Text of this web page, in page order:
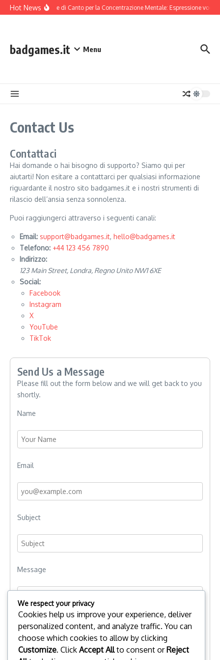
Skip to content
Hot NewsTecniche di Canto per la Concentrazione Mentale: Espressione
badgames.it Menu
Contact Us
Contattaci
Hai domande o hai bisogno di supporto? Siamo qui per
aiutarti! Non esitare a contattarci per qualsiasi informazione
riguardante il nostro sito badgames.it e i nostri strumenti di
rilascio dell’ansia senza sonnolenza.
Puoi raggiungerci attraverso i seguenti canali:
Email: support@badgames.it, hello@badgames.it
Telefono: +44 123 456 7890
Indirizzo:
123 Main Street, Londra, Regno Unito NW1 6XE
Social:
Facebook
Instagram
X
YouTube
TikTok
Send Us a Message
Please fill out the form below and we will get back to you
shortly.
Name
Email
Subject
Message
We respect your privacy
Cookies help us improve your experience, deliver
personalized content, and analyze traffic. You can
choose which cookies to allow by clicking
Customize. Click Accept Allto consent orReject